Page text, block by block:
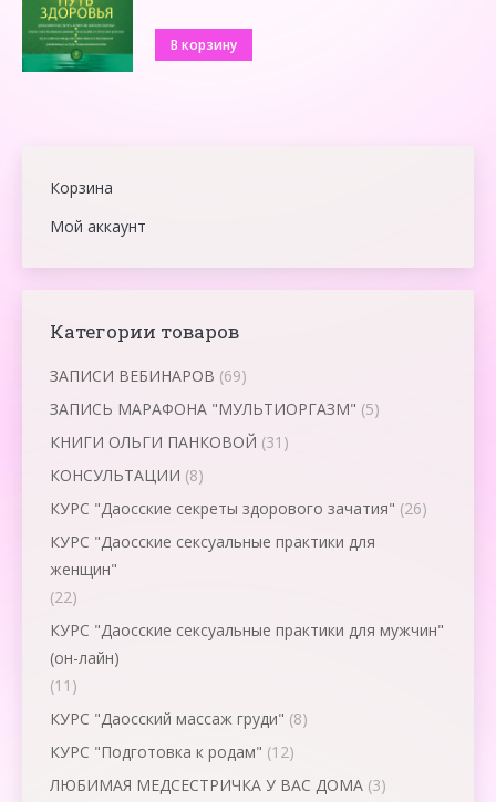
В корзину
Корзина
Мой аккаунт
Категории товаров
ЗАПИСИ ВЕБИНАРОВ (69)
ЗАПИСЬ МАРАФОНА "МУЛЬТИОРГАЗМ" (5)
КНИГИ ОЛЬГИ ПАНКОВОЙ (31)
КОНСУЛЬТАЦИИ (8)
КУРС "Даосские секреты здорового зачатия" (26)
КУРС "Даосские сексуальные практики для
женщин"
(22)
КУРС "Даосские сексуальные практики для мужчин"
(он-лайн)
(11)
КУРС "Даосский массаж груди" (8)
КУРС "Подготовка к родам" (12)
ЛЮБИМАЯ МЕДСЕСТРИЧКА У ВАС ДОМА (3)